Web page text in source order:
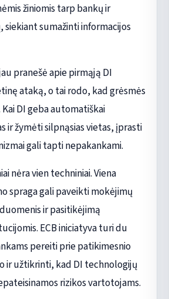
žiniomis tarp bankų ir
sumažinti informacijos
pranešė apie pirmąją DI
ataką, o tai rodo, kad grėsmės
DI geba automatiškai
ir žymėti silpnąsias vietas, įprasti
gali tapti nepakankami.
nėra vien techniniai. Viena
spraga gali paveikti mokėjimų
ir pasitikėjimą
ECB iniciatyva turi du
pereiti prie patikimesnio
ir užtikrinti, kad DI technologijų
rizikos vartotojams.